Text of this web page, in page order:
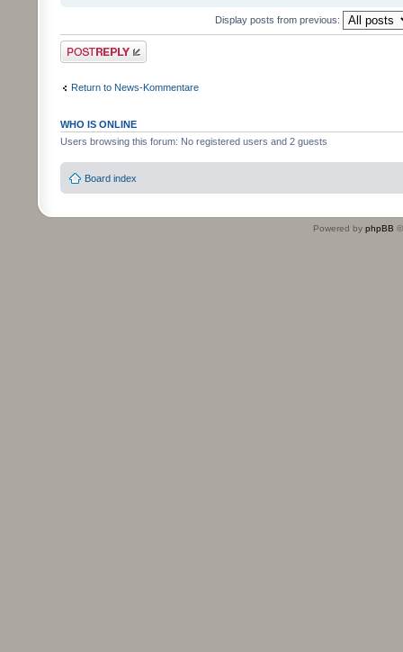
Display posts from previous:
Post a reply
Return to News-Kommentare
WHO IS ONLINE
Users browsing this forum: No registered users and 2 guests
Board index
Powered by phpBB